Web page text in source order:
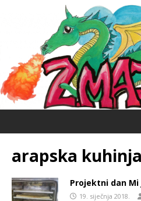
arapska kuhinja
Projektni dan
19. siječnja 2018.